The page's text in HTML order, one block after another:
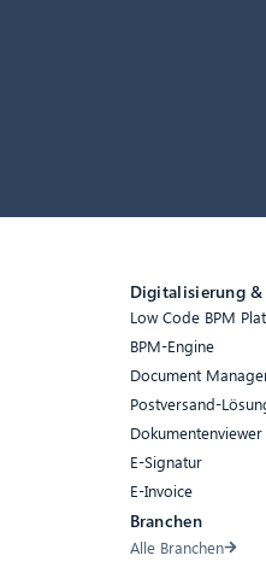
Digitalisierung
Low Code BPM
BPM-Engine
Document
Postversand-
Dokumentenviewer
E-Signatur
E-Invoice
Branchen
Alle Branchen